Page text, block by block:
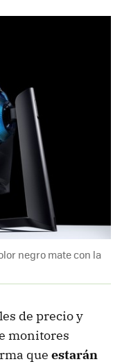
negro mate con la
de precio y
monitores
que estarán